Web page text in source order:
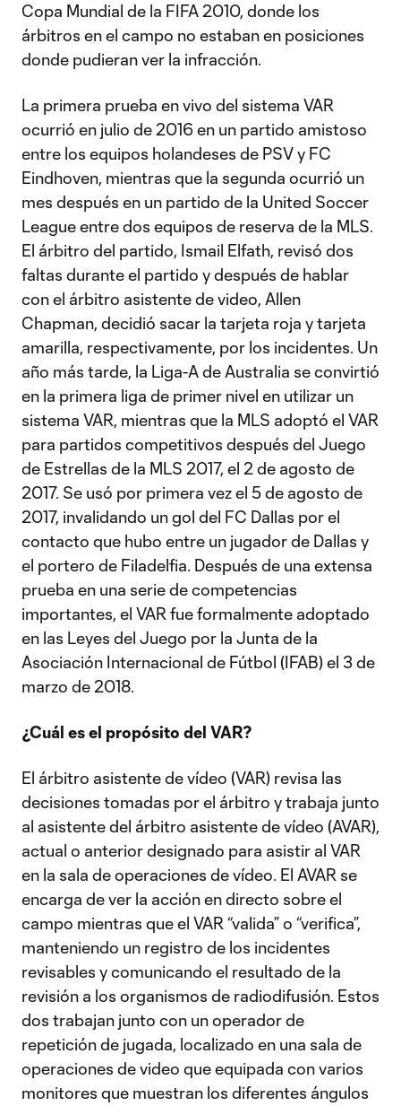
Copa Mundial de la FIFA 2010, donde los
árbitros en el campo no estaban en posiciones
donde pudieran ver la infracción.
La primera prueba en vivo del sistema VAR
ocurrió en julio de 2016 en un partido amistoso
entre los equipos holandeses de PSV y FC
Eindhoven, mientras que la segunda ocurrió un
mes después en un partido de la United Soccer
League entre dos equipos de reserva de la MLS.
El árbitro del partido, Ismail Elfath, revisó dos
faltas durante el partido y después de hablar
con el árbitro asistente de video, Allen
Chapman, decidió sacar la tarjeta roja y tarjeta
amarilla, respectivamente, por los incidentes. Un
año más tarde, la Liga-A de Australia se convirtió
en la primera liga de primer nivel en utilizar un
sistema VAR, mientras que la MLS adoptó el VAR
para partidos competitivos después del Juego
de Estrellas de la MLS 2017, el 2 de agosto de
2017. Se usó por primera vez el 5 de agosto de
2017, invalidando un gol del FC Dallas por el
contacto que hubo entre un jugador de Dallas y
el portero de Filadelfia. Después de una extensa
prueba en una serie de competencias
importantes, el VAR fue formalmente adoptado
en las Leyes del Juego por la Junta de la
Asociación Internacional de Fútbol (IFAB) el 3 de
marzo de 2018.
¿Cuál es el propósito del VAR?
El árbitro asistente de vídeo (VAR) revisa las
decisiones tomadas por el árbitro y trabaja junto
al asistente del árbitro asistente de vídeo (AVAR),
actual o anterior designado para asistir al VAR
en la sala de operaciones de vídeo. El AVAR se
encarga de ver la acción en directo sobre el
campo mientras que el VAR “valida” o “verifica”,
manteniendo un registro de los incidentes
revisables y comunicando el resultado de la
revisión a los organismos de radiodifusión. Estos
dos trabajan junto con un operador de
repetición de jugada, localizado en una sala de
operaciones de video que equipada con varios
monitores que muestran los diferentes ángulos